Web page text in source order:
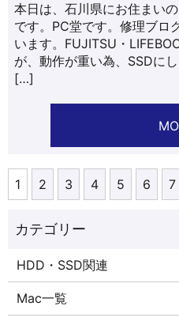
本日は、石川県にお住まい
です。PC堂です。修理ブロ
います。FUJITSU・
が、動作が重い為、SSDに
[…]
1 2 3 4 5 6 7
HDD・SSD関連
Mac一覧